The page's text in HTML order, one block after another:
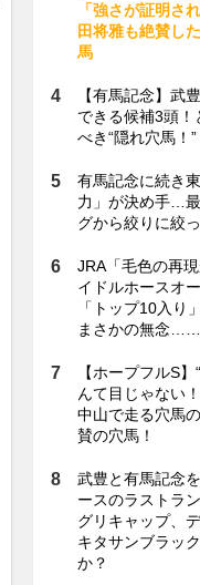
「強さが証明さ
田将雅も絶賛し
馬
【有馬記念】武
できる候補3頭！
べき“隠れ穴馬！”
有馬記念に続き
力」が決め手…
グから絞りに絞
JRA「毛色の再
イドルホースオ
「トップ10入り
まさかの無念……
【ホープフルS
んて目じゃない
中山で走る穴馬
賛の穴馬！
武豊と有馬記念
ースのラストラ
グリキャップ、
キタサンブラッ
か？